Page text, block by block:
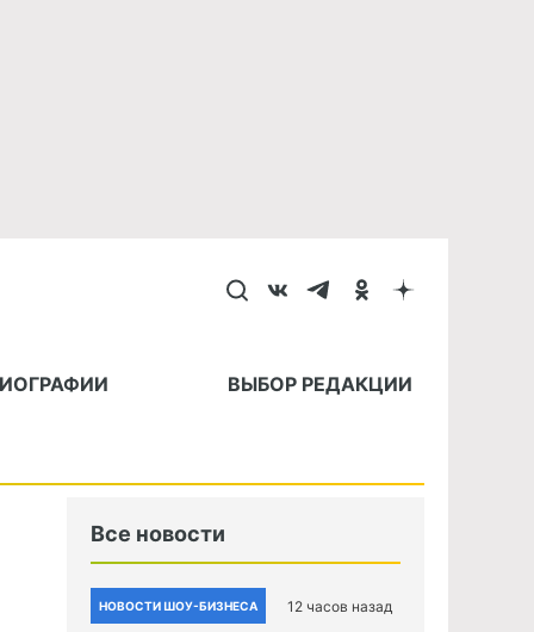
ВЫБОР РЕДАКЦИИ
Все новости
НОВОСТИ ШОУ-БИЗНЕСА 12 часов назад